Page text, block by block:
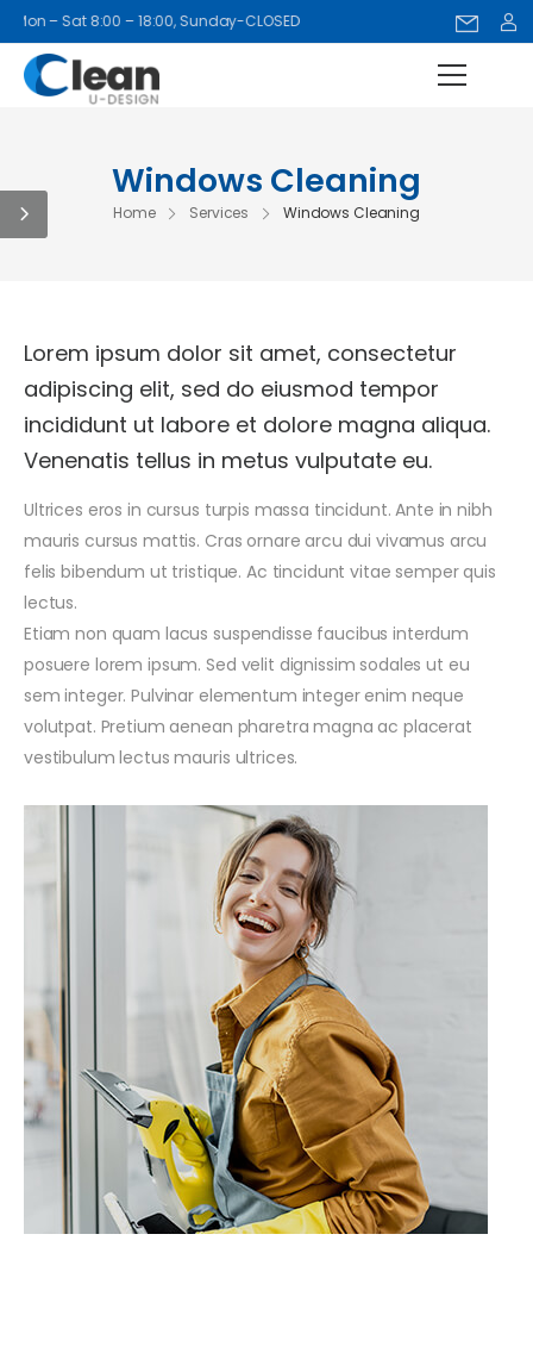
– Sat 8:00 – 18:00, Sunday-CLOSED
Windows Cleaning
Home Services Windows Cleaning
Lorem ipsum dolor sit amet, consectetur
adipiscing elit, sed do eiusmod tempor
incididunt ut labore et dolore magna aliqua.
Venenatis tellus in metus vulputate eu.
Ultrices eros in cursus turpis massa tincidunt. Ante in nibh
mauris cursus mattis. Cras ornare arcu dui vivamus arcu
felis bibendum ut tristique. Ac tincidunt vitae semper quis
lectus.
Etiam non quam lacus suspendisse faucibus interdum
posuere lorem ipsum. Sed velit dignissim sodales ut eu
sem integer. Pulvinar elementum integer enim neque
volutpat. Pretium aenean pharetra magna ac placerat
vestibulum lectus mauris ultrices.